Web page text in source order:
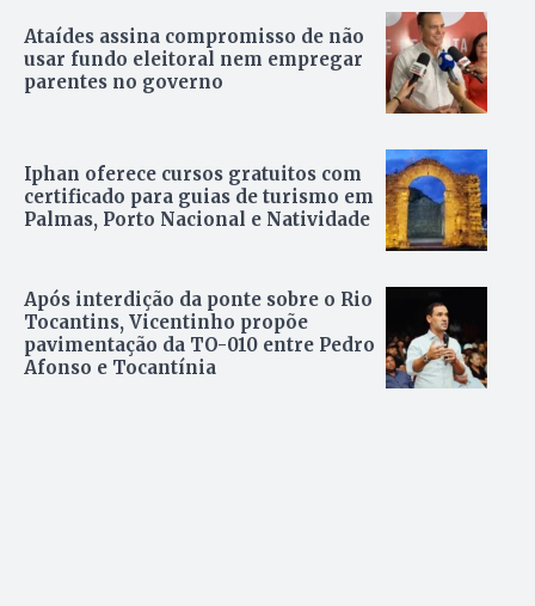
Ataídes assina compromisso de não
usar fundo eleitoral nem empregar
parentes no governo
Iphan oferece cursos gratuitos com
certificado para guias de turismo em
Palmas, Porto Nacional e Natividade
Após interdição da ponte sobre o Rio
Tocantins, Vicentinho propõe
pavimentação da TO-010 entre Pedro
Afonso e Tocantínia